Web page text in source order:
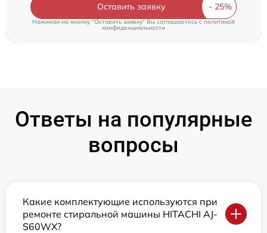
Оставить заявку
Нажимая на кнопку "Оставить заявку" Вы соглашаетесь cполитикой
конфиденциальности
Ответы на популярные
вопросы
Какие комплектующие используются при
ремонте стиральной машины HITACHI AJ-
S60WX?